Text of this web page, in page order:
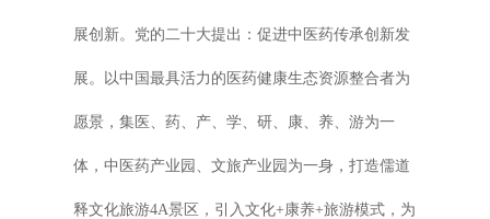
展创新。党的二十大提出：促进中医药传承创新发
展。以中国最具活力的医药健康生态资源整合者为
愿景，集医、药、产、学、研、康、养、游为一
体，中医药产业园、文旅产业园为一身，打造儒道
释文化旅游4A景区，引入文化+康养+旅游模式，为